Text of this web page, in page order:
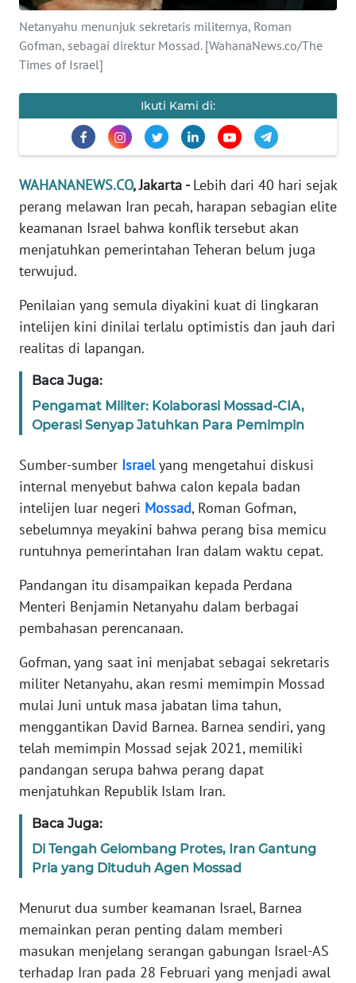
Netanyahu menunjuk sekretaris militernya, Roman
Gofman, sebagai direktur Mossad. [WahanaNews.co/The
Times of Israel]
Ikuti Kami di:
WAHANANEWS.CO, Jakarta -Lebih dari 40 hari sejak
perang melawan Iran pecah, harapan sebagian elite
keamanan Israel bahwa konflik tersebut akan
menjatuhkan pemerintahan Teheran belum juga
terwujud.
Penilaian yang semula diyakini kuat di lingkaran
intelijen kini dinilai terlalu optimistis dan jauh dari
realitas di lapangan.
Baca Juga:
Pengamat Militer: Kolaborasi Mossad-CIA,
Operasi Senyap Jatuhkan Para Pemimpin
Sumber-sumber Israelyang mengetahui diskusi
internal menyebut bahwa calon kepala badan
intelijen luar negeri Mossad, Roman Gofman,
sebelumnya meyakini bahwa perang bisa memicu
runtuhnya pemerintahan Iran dalam waktu cepat.
Pandangan itu disampaikan kepada Perdana
Menteri Benjamin Netanyahu dalam berbagai
pembahasan perencanaan.
Gofman, yang saat ini menjabat sebagai sekretaris
militer Netanyahu, akan resmi memimpin Mossad
mulai Juni untuk masa jabatan lima tahun,
menggantikan David Barnea. Barnea sendiri, yang
telah memimpin Mossad sejak 2021, memiliki
pandangan serupa bahwa perang dapat
menjatuhkan Republik Islam Iran.
Baca Juga:
Di Tengah Gelombang Protes, Iran Gantung
Pria yang Dituduh Agen Mossad
Menurut dua sumber keamanan Israel, Barnea
memainkan peran penting dalam memberi
masukan menjelang serangan gabungan Israel-AS
terhadap Iran pada 28 Februari yang menjadi awal
SERBA-SERBI
PENDIDIKAN
EDITORIAL
Informasi
INDEKS
BERITA
KONTAK
KAMI
INFO
IKLAN
KAMI
PEDOMAN
MEDIA
SIBER
REDAKSI
KARIR
DISCLAIMER
Wahana
Regional
WN
SUMUT
JAKARTA
JABAR
WN
BANTEN